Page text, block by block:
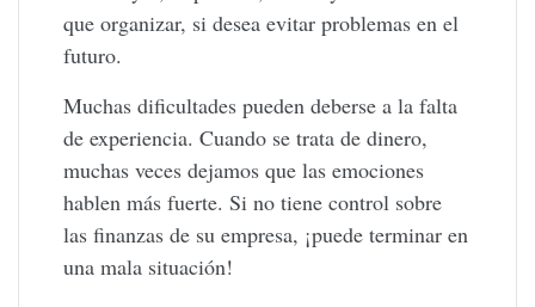
que organizar, si desea evitar problemas en el
futuro.
Muchas dificultades pueden deberse a la falta
de experiencia. Cuando se trata de dinero,
muchas veces dejamos que las emociones
hablen más fuerte. Si no tiene control sobre
las finanzas de su empresa, ¡puede terminar en
una mala situación!